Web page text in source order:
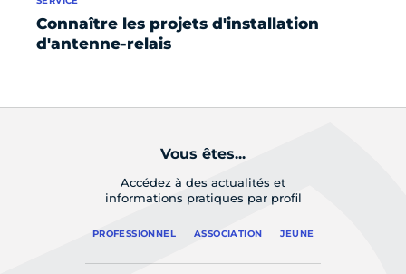
Connaître les projets d'installation
d'antenne-relais
Vous êtes...
Accédez à des actualités et
informations pratiques par profil
PROFESSIONNEL ASSOCIATION JEUNE